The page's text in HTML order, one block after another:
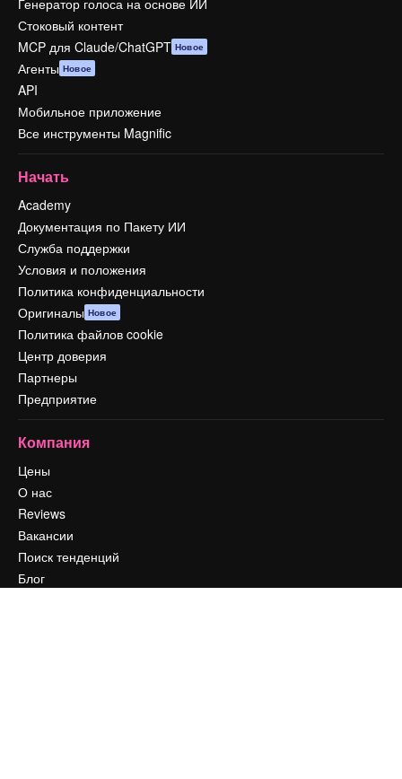
Стоковый контент
MCP для Claude/ChatGPT Новое
Агенты Новое
API
Мобильное приложение
Все инструменты Magnific
Начать
Academy
Документация по Пакету ИИ
Служба поддержки
Условия и положения
Политика конфиденциальности
Оригиналы Новое
Политика файлов cookie
Центр доверия
Партнеры
Предприятие
Компания
Цены
О нас
Reviews
Вакансии
Поиск тенденций
Блог